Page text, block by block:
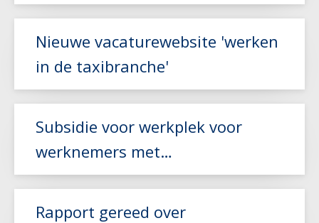
Lees meer
Nieuwe vacaturewebsite 'werken
in de taxibranche'
Subsidie voor werkplek voor
werknemers met
arbeidsbeperking
Rapport gereed over